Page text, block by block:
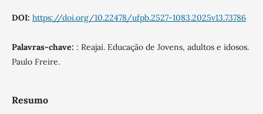
DOI: https://doi.org/10.22478/ufpb.2527-1083.2025v13.73786
Palavras-chave: : Reajai. Educação de Jovens, adultos e idosos.
Paulo Freire.
Resumo